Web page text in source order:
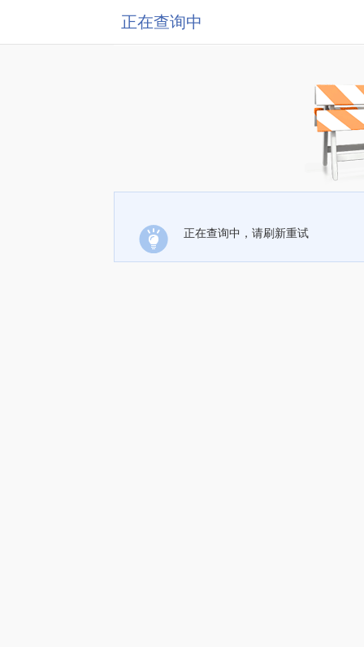
正在查询中
正在查询中，请刷新重试